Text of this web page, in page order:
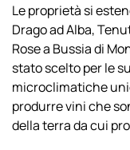
Le proprietà si
Drago ad Alba,
Rose a Bussia di
stato scelto per le
microclimatiche
produrre vini che
della terra da cui